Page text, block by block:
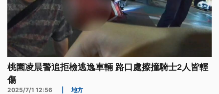
桃園凌晨警追拒檢逃逸車輛 路口處擦撞騎士2人皆輕
傷
2025/7/1 12:56 地方